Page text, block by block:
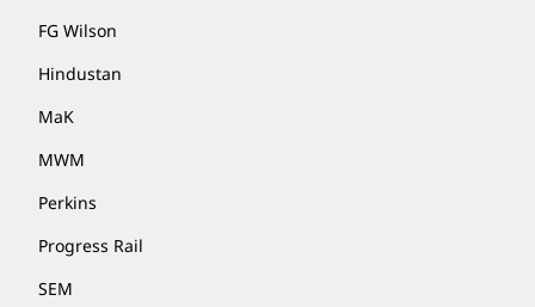
FG Wilson
Hindustan
MaK
MWM
Perkins
Progress Rail
SEM